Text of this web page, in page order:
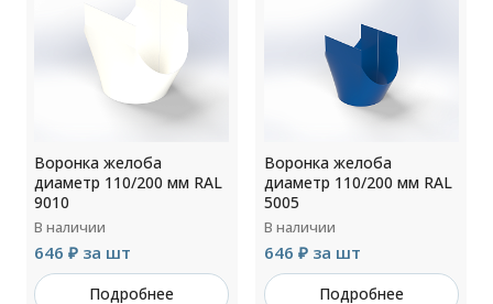
Воронка желоба
диаметр 110/200 мм RAL
9010
В наличии
646 ₽ за шт
Подробнее
Воронка желоба
диаметр 110/200 мм RAL
5005
В наличии
646 ₽ за шт
Подробнее